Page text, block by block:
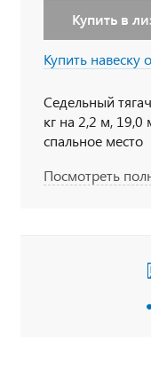
Купить в
Купить навеску
Седельный
кг на 2,2 м, 19,0
спальное место
Посмотреть